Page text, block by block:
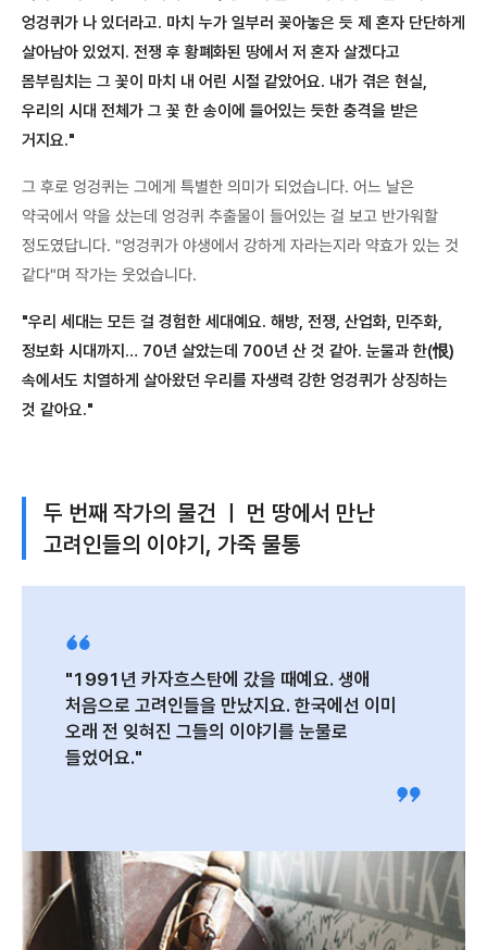
엉겅퀴가 나 있더라고. 마치 누가 일부러 꽂아놓은 듯 제 혼자 단단하게
살아남아 있었지. 전쟁 후 황폐화된 땅에서 저 혼자 살겠다고
몸부림치는 그 꽃이 마치 내 어린 시절 같았어요. 내가 겪은 현실,
우리의 시대 전체가 그 꽃 한 송이에 들어있는 듯한 충격을 받은
거지요."
그 후로 엉겅퀴는 그에게 특별한 의미가 되었습니다. 어느 날은
약국에서 약을 샀는데 엉겅퀴 추출물이 들어있는 걸 보고 반가워할
정도였답니다. "엉겅퀴가 야생에서 강하게 자라는지라 약효가 있는 것
같다"며 작가는 웃었습니다.
"우리 세대는 모든 걸 경험한 세대예요. 해방, 전쟁, 산업화, 민주화,
정보화 시대까지… 70년 살았는데 700년 산 것 같아. 눈물과 한(恨)
속에서도 치열하게 살아왔던 우리를 자생력 강한 엉겅퀴가 상징하는
것 같아요."
두 번째 작가의 물건 ㅣ 먼 땅에서 만난
고려인들의 이야기, 가죽 물통
"1991년 카자흐스탄에 갔을 때예요. 생애
처음으로 고려인들을 만났지요. 한국에선 이미
오래 전 잊혀진 그들의 이야기를 눈물로
들었어요."